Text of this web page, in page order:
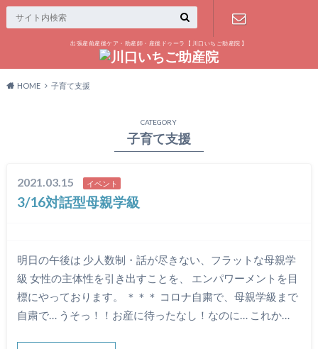
出張産前産後ケア・助産師・産後ドゥーラ【 川口いちご助産院 】
お問い合わ
HOME 子育て支援
CATEGORY
子育て支援
2021.03.15 イベント
3/16対話型母親学級
明日の午後は 少人数制・話が尽きない、フラットな母親学
級 女性の主体性を引き出すことを、 エンパワーメントを目
標にやっております。 ＊＊＊ コロナ自粛で、母親学級まで
自粛で… うそっ！！お産に待ったなし！なのに… これか…